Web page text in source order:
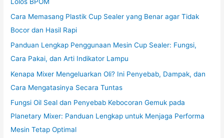
Cara Memasang Plastik Cup Sealer yang Benar agar Tidak
Bocor dan Hasil Rapi
Panduan Lengkap Penggunaan Mesin Cup Sealer: Fungsi,
Cara Pakai, dan Arti Indikator Lampu
Kenapa Mixer Mengeluarkan Oli? Ini Penyebab, Dampak, dan
Cara Mengatasinya Secara Tuntas
Fungsi Oil Seal dan Penyebab Kebocoran Gemuk pada
Planetary Mixer: Panduan Lengkap untuk Menjaga Performa
Mesin Tetap Optimal